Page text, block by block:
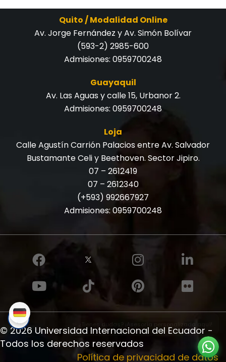
Quito / Modalidad Online
Av. Jorge Fernández y Av. Simón Bolívar
(593-2) 2985-600
Admisiones: 0959700248
Guayaquil
Av. Las Aguas y calle 15, Urbanor 2.
Admisiones: 0959700248
Loja
Calle Agustín Carrión Palacios entre Av. Salvador
Bustamante Celi y Beethoven. Sector Jipiro.
07 – 2612419
07 – 2612340
(+593) 992667927
Admisiones: 0959700248
© 2026 Universidad Internacional del Ecuador -
Todos los derechos reservados
Política de privacidad de datos
✨ ¿Tienes dudas? ¡Asesoría personalizada aquí!